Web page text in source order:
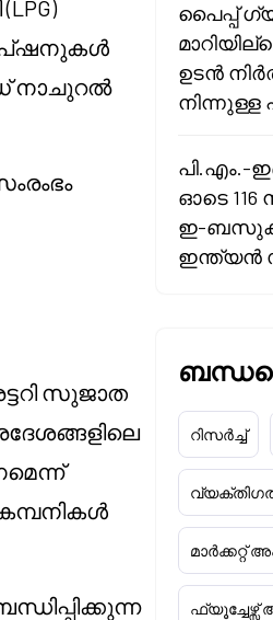
ഓപ്ഷനുകൾ
നാചുറൽ
സുജാത
കമ്പനികൾ
പൈപ്പ്
ഉടൻ
നിന്നുള്ള
പി.എം.-
ഓടെ 116
ഇ-
ഇന്ത്യൻ
റിസർച്ച്
മാർക്കറ്റ്